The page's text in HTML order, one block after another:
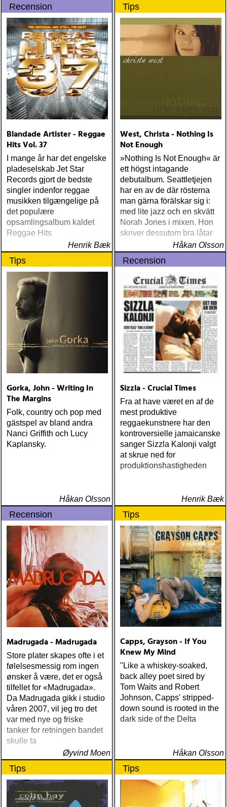
Gustavsson and the
Rhythm 'n' Blues Orchestra
The Boogie Boys (KG
Music Production) Nick
Lowe The Old Magic
(Proper) Tom Waits Bad As
Me (Anti) Chip Taylor w
Paal Flaata & Ida Jenshus
On This Darkest Day
populære reggaestil kaldet
one-drop
Recension
Blandade Artister - Reggae
Hits Vol. 37
I mange år har det engelske
pladeselskab Jet Star
Records gjort de bedste
singler indenfor reggae
musikken tilgængelige på
det populære
opsamlingsalbum kaldet
Reggae Hits
Henrik Bæk
Tips
West, Christa - Nothing Is
Not Enough
»Nothing Is Not Enough« är
ett högst intagande
debutalbum. Seattletjejen
har en av de där rösterna
man gärna förälskar sig i:
med lite jazz och en skvätt
Norah Jones i mixen. Hon
skriver dessutom bra låtar
Håkan Olsson
Tips
Gorka, John - Writing In
The Margins
Folk, country och pop med
gästspel av bland andra
Nanci Griffith och Lucy
Kaplansky.
Håkan Olsson
Recension
Sizzla - Crucial Times
Fra at have været en af de
mest produktive
reggaekunstnere har den
kontroversielle jamaicanske
sanger Sizzla Kalonji valgt
at skrue ned for
produktionshastigheden
Henrik Bæk
Recension
Madrugada - Madrugada
Store plater skapes ofte i et
følelsesmessig rom ingen
ønsker å være, det er også
tilfellet for «Madrugada».
Da Madrugada gikk i studio
våren 2007, vil jeg tro det
var med nye og friske
tanker for retningen bandet
skulle ta
Øyvind Moen
Tips
Capps, Grayson - If You
Knew My Mind
"Like a whiskey-soaked,
back alley poet sired by
Tom Waits and Robert
Johnson, Capps' stripped-
down sound is rooted in the
dark side of the Delta
Håkan Olsson
Tips Tips